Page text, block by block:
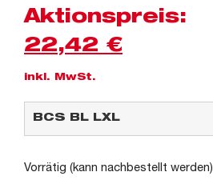
Aktionspreis:
22,42 €
inkl. MwSt.
Vorrätig (kann nachbestellt werden)